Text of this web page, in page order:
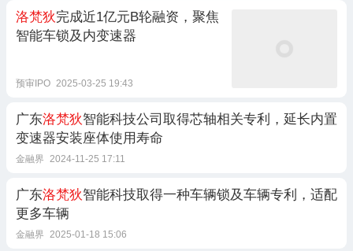
洛梵狄完成近1亿元B轮融资，聚焦
智能车锁及内变速器
预审IPO 2025-03-25 19:43
广东洛梵狄智能科技公司取得芯轴相关专利，延长内置
变速器安装座体使用寿命
金融界 2024-11-25 17:11
广东洛梵狄智能科技取得一种车辆锁及车辆专利，适配
更多车辆
金融界 2025-01-18 15:06